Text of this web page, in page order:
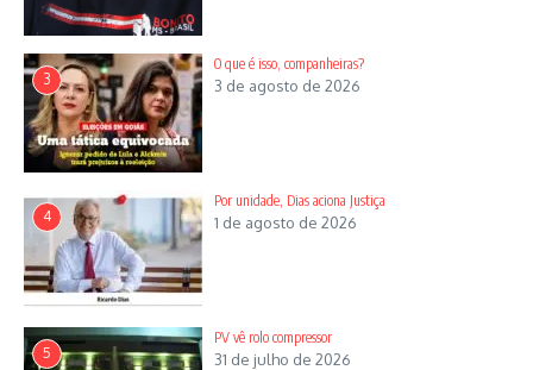
3
O que é isso, companheiras?
3 de agosto de 2026
4
Por unidade, Dias aciona Justiça
1 de agosto de 2026
5
PV vê rolo compressor
31 de julho de 2026